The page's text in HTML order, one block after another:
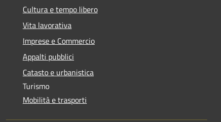
Cultura e tempo libero
Vita lavorativa
Imprese e Commercio
Appalti pubblici
Catasto e urbanistica
Turismo
Mobilità e trasporti